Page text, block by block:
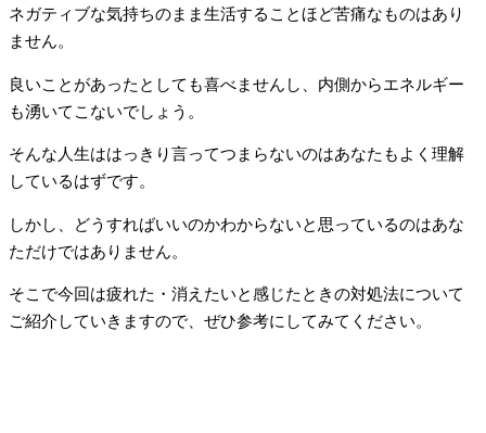
ネガティブな気持ちのまま生活することほど苦痛なものはあり
ません。
良いことがあったとしても喜べませんし、内側からエネルギー
も湧いてこないでしょう。
そんな人生ははっきり言ってつまらないのはあなたもよく理解
しているはずです。
しかし、どうすればいいのかわからないと思っているのはあな
ただけではありません。
そこで今回は疲れた・消えたいと感じたときの対処法について
ご紹介していきますので、ぜひ参考にしてみてください。